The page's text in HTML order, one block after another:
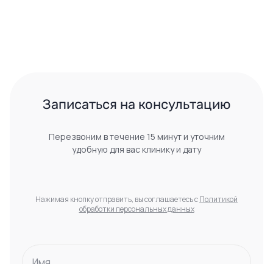
Записаться на консультацию
Перезвоним в течение 15 минут и уточним
удобную для вас клинику и дату
Нажимая кнопку отправить, вы соглашаетесь сПолитикой
обработки персональных данных